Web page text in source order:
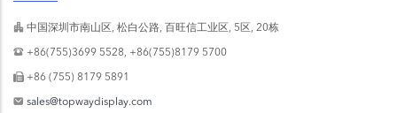
中国深圳市南山区, 松白公路, 百旺信工业区, 5区, 20栋
+86(755)3699 5528, +86(755)8179 5700
+86 (755) 8179 5891
sales@topwaydisplay.com